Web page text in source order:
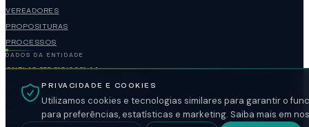
VEREADORES
PROPOSITURAS
PROCESSOS
DADOS DA ENTIDADE
CNPJ 49.677.917/0001-14
VOTUPORANGA / SP — CEP 15502-105
(17)3421-1188
administracao@camaravotuporanga.sp.gov.br
www.camaravotuporanga.sp.gov.br
PRIVACIDADE E COOKIES
Utilizamos cookies e tecnologias similares para garantir o
para preferências, estatísticas e marketing. Saiba mais em